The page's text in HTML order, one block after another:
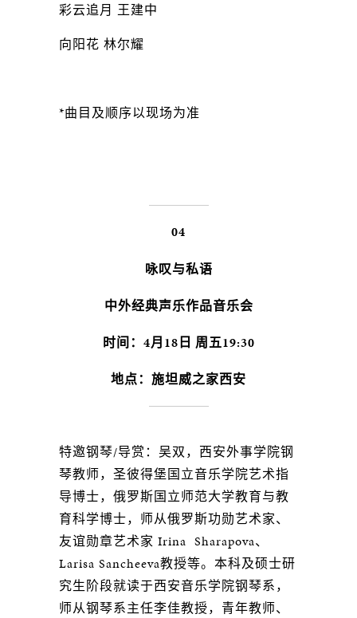
彩云追月 王建中
向阳花 林尔耀
*曲目及顺序以现场为准
04
咏叹与私语
中外经典声乐作品音乐会
时间：4月18日 周五19:30
地点：施坦威之家西安
特邀钢琴/导赏：吴双，西安外事学院钢
琴教师，圣彼得堡国立音乐学院艺术指
导博士，俄罗斯国立师范大学教育与教
育科学博士，师从俄罗斯功勋艺术家、
友谊勋章艺术家 Irina Sharapova、
Larisa Sancheeva教授等。本科及硕士研
究生阶段就读于西安音乐学院钢琴系，
师从钢琴系主任李佳教授，青年教师、